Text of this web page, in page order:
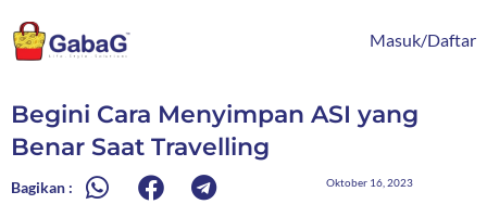
ke
konten
Masuk/Daftar
Begini Cara Menyimpan ASI yang
Benar Saat Travelling
Bagikan : Oktober 16, 2023